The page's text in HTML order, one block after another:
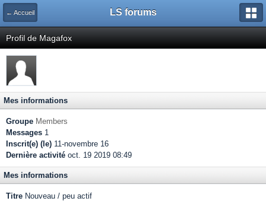
← Accueil LS forums
Profil de Magafox
Mes informations
Groupe Members
Messages 1
Inscrit(e) (le) 11-novembre 16
Dernière activité oct. 19 2019 08:49
Mes informations
Titre Nouveau / peu actif